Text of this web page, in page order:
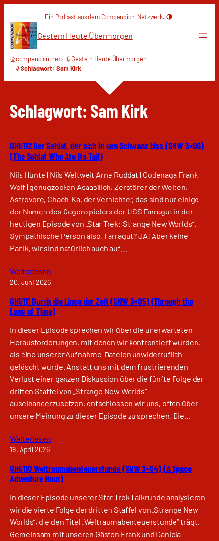
Inhalt
springen
Ein Podcast aus dem Compendion-Netzwerk.
Gestern Heute Übermorgen
compendion.net
Gestern Heute Übermorgen
Schlagwort: Sam Kirk
Schlagwort: Sam Kirk
GHU112 Der Sehlat, der sich in den Schwanz biss (SNW 3×06)
(The Sehlat Who Ate Its Tail)
Nils Hunte | Nils Weltweit Arne Ruddat | Codenaga Frank
Wolf | genugzocken Asaasllich, Zerstörer der Welten,
Astrovore, Chach-Ka, der Vernichter, das sind nur einige
der Namen des Gegenspielers der USS Farragut in der
heutigen Episode von „Star Trek: Strange New Worlds“.
Sympathische Person also. Farragut? JA! Aber keine
Panik, wir sind natürlich auch auf…
Weiterlesen
20. Juni 2026
GHU111 Durch die Linse der Zeit (SNW 3×05) (Through the
Lens of Time)
In dieser Episode sprechen wir über die unerwarteten
Herausforderungen, mit denen wir konfrontiert wurden,
als eine unserer Aufnahme-Dateien unwiderruflich
gelöscht wurde. Anstatt uns mit dem frustrierenden
Verlust einer ganzen Diskussion über die fünfte Folge der
dritten Staffel von „Strange New Worlds“
auseinanderzusetzen, entschlossen wir uns, offen über
unsere Meinung zu dieser Episode zu sprechen. Die…
Weiterlesen
18. April 2026
GHU110 Weltraumabenteuerstunde (SNW 3×04) (A Space
Adventure Hour)
In dieser Episode unserer Star Trek Talkrunde analysieren
wir die vierte Folge der dritten Staffel von „Strange New
Worlds“, die den Titel „Weltraumabenteuerstunde“ trägt.
Gemeinsam mit unseren Gästen Frank und Daniela